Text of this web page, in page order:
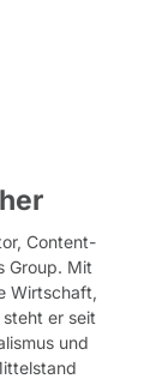
Content-
Group. Mit
Wirtschaft,
er seit
und